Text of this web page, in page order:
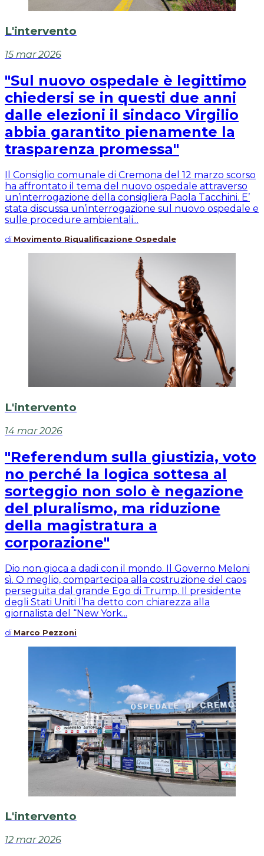
L'intervento
15 mar 2026
"Sul nuovo ospedale è legittimo
chiedersi se in questi due anni
dalle elezioni il sindaco Virgilio
abbia garantito pienamente la
trasparenza promessa"
Il Consiglio comunale di Cremona del 12 marzo scorso
ha affrontato il tema del nuovo ospedale attraverso
un’interrogazione della consigliera Paola Tacchini. E’
stata discussa un’interrogazione sul nuovo ospedale e
sulle procedure ambientali...
di Movimento Riqualificazione Ospedale
L'intervento
14 mar 2026
"Referendum sulla giustizia, voto
no perché la logica sottesa al
sorteggio non solo è negazione
del pluralismo, ma riduzione
della magistratura a
corporazione"
Dio non gioca a dadi con il mondo. Il Governo Meloni
sì. O meglio, compartecipa alla costruzione del caos
perseguita dal grande Ego di Trump. Il presidente
degli Stati Uniti l’ha detto con chiarezza alla
giornalista del “New York...
di Marco Pezzoni
L'intervento
12 mar 2026